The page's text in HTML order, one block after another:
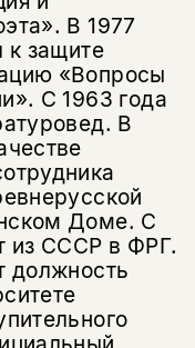
В 1977
к защите
«Вопросы
С 1963 года
В
Доме. С
из СССР в ФРГ.
должность
Дзен